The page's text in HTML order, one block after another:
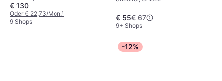
€ 130
Oder € 22,73/Mon.¹
9 Shops
€ 55€ 67
9+ Shops
-12%